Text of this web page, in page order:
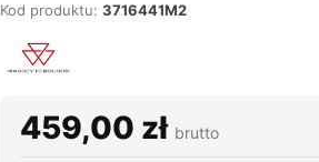
Kod produktu: 3716441M2
459,00 zł brutto